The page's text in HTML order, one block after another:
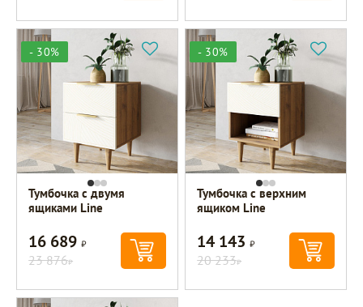
- 30%
Тумбочка с двумя
ящиками Line
16 689Р
23 876Р
- 30%
Тумбочка с верхним
ящиком Line
14 143Р
20 233Р